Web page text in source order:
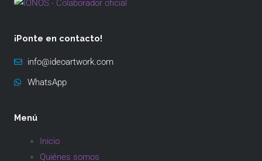
¡Ponte en contacto!
info@ideoartwork.com
WhatsApp
Menú
Inicio
Quiénes somos